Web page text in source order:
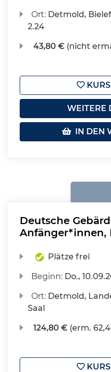
Ort: Detmold,
2.24
43,80 € (nicht
WEITERE
IN DEN
Deutsche
Anfänger*innen,
Plätze frei
Beginn: Do.,
Ort: Detmold,
Saal
124,80 € (erm.